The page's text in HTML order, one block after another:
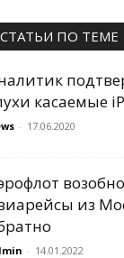
СТАТЬИ ПО ТЕМЕ
касаемые
- 17.06.2020
из
- 14.01.2022